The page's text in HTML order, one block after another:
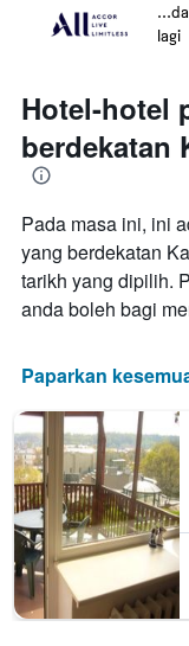
lagi
Hotel-hotel
berdekatan
Pada masa ini, ini
yang berdekatan
tarikh yang dipilih.
anda boleh bagi
Paparkan